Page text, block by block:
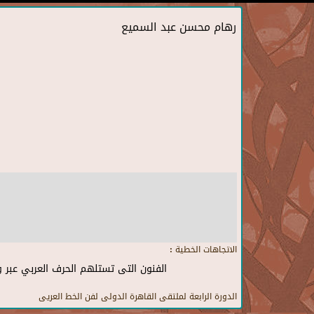
رهام محسن عبد السميع
الاتجاهات الخطية :
الفنون التى تستلهم الحرف العربي
الدورة الرابعة لملتقى القاهرة الدولى لفن الخط العريى